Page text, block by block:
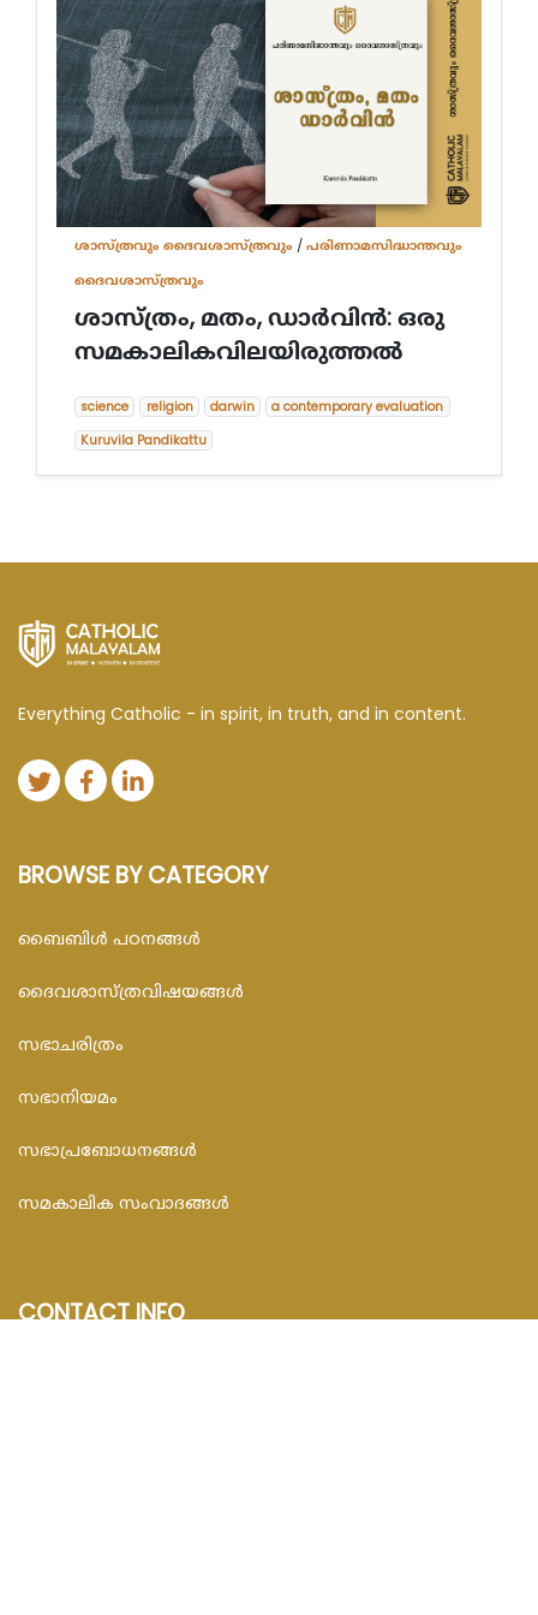
ശാസ്ത്രവും ദൈവശാസ്ത്രവും /പരിണാമസിദ്ധാന്തവും
ദൈവശാസ്ത്രവും
ശാസ്ത്രം, മതം, ഡാര്‍വിന്‍: ഒരു
സമകാലികവിലയിരുത്തല്‍
science religion darwin
a contemporary evaluation
Kuruvila Pandikattu
Everything Catholic - in spirit, in truth, and in content.
BROWSE BY CATEGORY
ബൈബിള്‍ പഠനങ്ങള്‍
ദൈവശാസ്ത്രവിഷയങ്ങള്‍
സഭാചരിത്രം
സഭാനിയമം
സഭാപ്രബോധനങ്ങള്‍
സമകാലിക സംവാദങ്ങൾ
CONTACT INFO